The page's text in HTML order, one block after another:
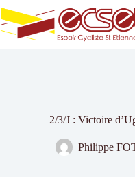
Passer
au
contenu
2/3/J : Victoire
Philippe